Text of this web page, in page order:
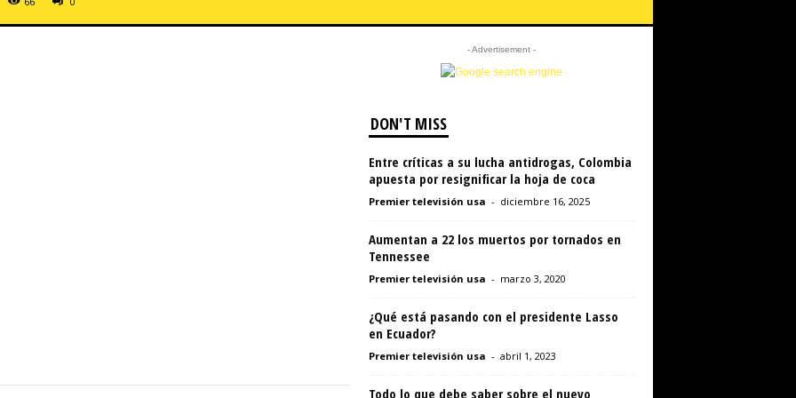
- Advertisement -
DON'T MISS
Entre críticas a su lucha antidrogas, Colombia
apuesta por resignificar la hoja de coca
Premier televisión usa - diciembre 16, 2025
Aumentan a 22 los muertos por tornados en
Tennessee
Premier televisión usa - marzo 3, 2020
¿Qué está pasando con el presidente Lasso
en Ecuador?
Premier televisión usa - abril 1, 2023
Todo lo que debe saber sobre el nuevo